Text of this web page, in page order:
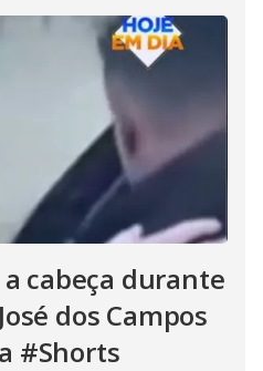
cabeça durante
dos Campos
#Shorts